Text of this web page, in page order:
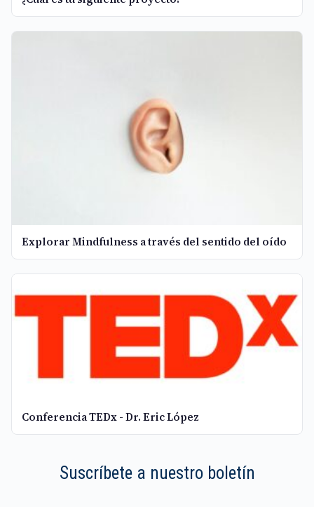
Explorar Mindfulness a través del sentido del oído
Conferencia TEDx - Dr. Eric López
Suscríbete a nuestro boletín